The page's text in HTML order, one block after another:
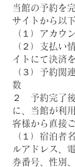
当館の予約を
サイトから以
（１）アカウ
（２）支払い
イトにて決済
（３）予約関
数
２ 予約完了
に、当館が利
客様から直接
（１）宿泊者
ルアドレス、
券番号、性別